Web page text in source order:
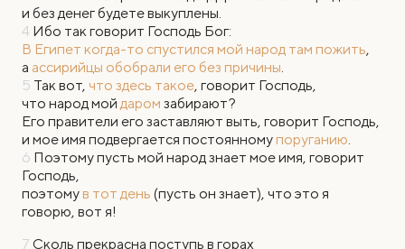
и без денег будете выкуплены.
4 Ибо так говорит Господь Бог:
В Египет когда-то спустился мой народ там пожить,
а ассирийцы обобрали его без причины.
5 Так вот, что здесь такое, говорит Господь,
что народ мой даром забирают?
Его правители его заставляют выть, говорит Господь,
и мое имя подвергается постоянному поруганию.
6 Поэтому пусть мой народ знает мое имя, говорит
Господь,
поэтому в тот день (пусть он знает), что это я
говорю, вот я!
7 Сколь прекрасна поступь в горах